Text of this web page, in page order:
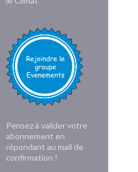
Pensez à valider votre
abonnement en
répondant au mail de
confirmation !